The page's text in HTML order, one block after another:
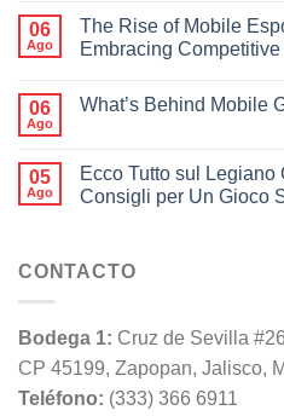
06
Ago
The Rise of Mobile
Embracing
06
Ago
What’s Behind Mobile
05
Ago
Ecco Tutto sul
Consigli per Un Gioco
CONTACTO
Bodega 1: Cruz de Sevilla
CP 45199, Zapopan, Jalisco,
Teléfono: (333) 366 6911